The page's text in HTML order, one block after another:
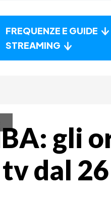
FREQUENZE E GUIDE
STREAMING
gli
dal